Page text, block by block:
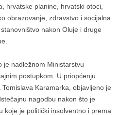
hrvatske planine, hrvatski otoci,
obrazovanje, zdravstvo i socijalna
nakon Oluje i druge
je nadležnom Ministarstvu
postupkom. U priopćenju
Karamarka, objavljeno je
nagodbu nakon što je
koje je politički insolventno i prema